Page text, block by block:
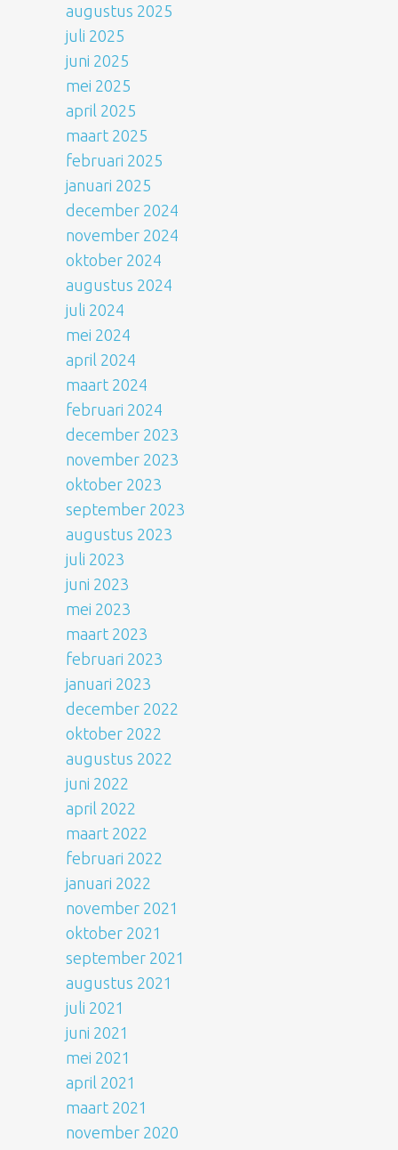
augustus 2025
juli 2025
juni 2025
mei 2025
april 2025
maart 2025
februari 2025
januari 2025
december 2024
november 2024
oktober 2024
augustus 2024
juli 2024
mei 2024
april 2024
maart 2024
februari 2024
december 2023
november 2023
oktober 2023
september 2023
augustus 2023
juli 2023
juni 2023
mei 2023
maart 2023
februari 2023
januari 2023
december 2022
oktober 2022
augustus 2022
juni 2022
april 2022
maart 2022
februari 2022
januari 2022
november 2021
oktober 2021
september 2021
augustus 2021
juli 2021
juni 2021
mei 2021
april 2021
maart 2021
november 2020